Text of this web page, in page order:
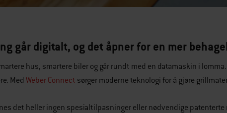
går digitalt, og det åpner for en mer
hus, smartere biler og går rundt med en datamaskin i
Med Weber Connect sørger moderne teknologi for å gjøre
det heller ingen spesialtilpasninger eller nødvendige